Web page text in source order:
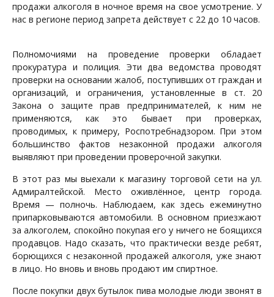
продажи алкоголя в ночное время на свое усмотрение. У
нас в регионе период запрета действует с 22 до 10 часов.
Полномочиями на проведение проверки обладает
прокуратура и полиция. Эти два ведомства проводят
проверки на основании жалоб, поступивших от граждан и
организаций, и ограничения, установленные в ст. 20
Закона о защите прав предпринимателей, к ним не
применяются, как это бывает при проверках,
проводимых, к примеру, Роспотребнадзором. При этом
большинство фактов незаконной продажи алкоголя
выявляют при проведении проверочной закупки.
В этот раз мы выехали к магазину торговой сети на ул.
Адмиралтейской. Место оживлённое, центр города.
Время — полночь. Наблюдаем, как здесь ежеминутно
припарковываются автомобили. В основном приезжают
за алкоголем, спокойно покупая его у ничего не боящихся
продавцов. Надо сказать, что практически везде ребят,
борющихся с незаконной продажей алкоголя, уже знают
в лицо. Но вновь и вновь продают им спиртное.
После покупки двух бутылок пива молодые люди звонят в